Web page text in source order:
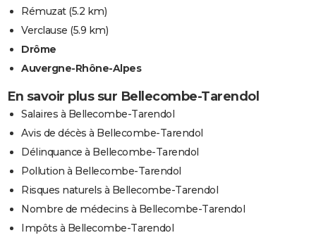
Rémuzat(5.2 km)
Verclause (5.9 km)
Drôme
Auvergne-Rhône-Alpes
En savoir plus sur Bellecombe-Tarendol
Salaires à Bellecombe-Tarendol
Avis de décès à Bellecombe-Tarendol
Délinquance à Bellecombe-Tarendol
Pollution à Bellecombe-Tarendol
Risques naturels à Bellecombe-Tarendol
Nombre de médecins à Bellecombe-Tarendol
Impôts à Bellecombe-Tarendol